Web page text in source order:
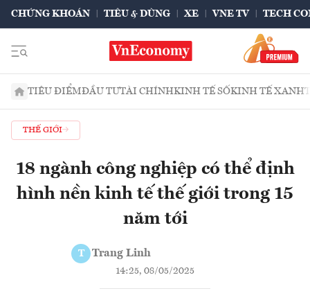
CHỨNG KHOÁN TIÊU & DÙNG XE VNE TV TECH
TIÊU ĐIỂMĐẦU TƯTÀI CHÍNHKINH TẾ SỐKINH TẾ XANH
THẾ GIỚI
18 ngành công nghiệp có thể định
hình nền kinh tế thế giới trong 15
năm tới
T Trang Linh
14:25, 08/05/2025